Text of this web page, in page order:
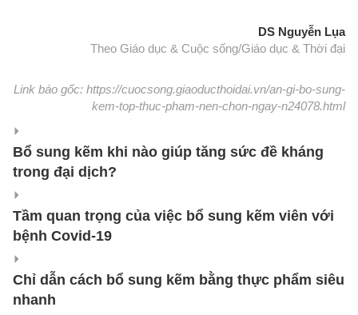
DS Nguyễn Lụa
Theo Giáo dục & Cuộc sống/Giáo dục & Thời đại
Link báo gốc: https://cuocsong.giaoducthoidai.vn/an-gi-bo-sung-
kem-top-thuc-pham-nen-chon-ngay-n24078.html
Bổ sung kẽm khi nào giúp tăng sức đề kháng
trong đại dịch?
Tầm quan trọng của việc bổ sung kẽm viên với
bệnh Covid-19
Chỉ dẫn cách bổ sung kẽm bằng thực phẩm siêu
nhanh